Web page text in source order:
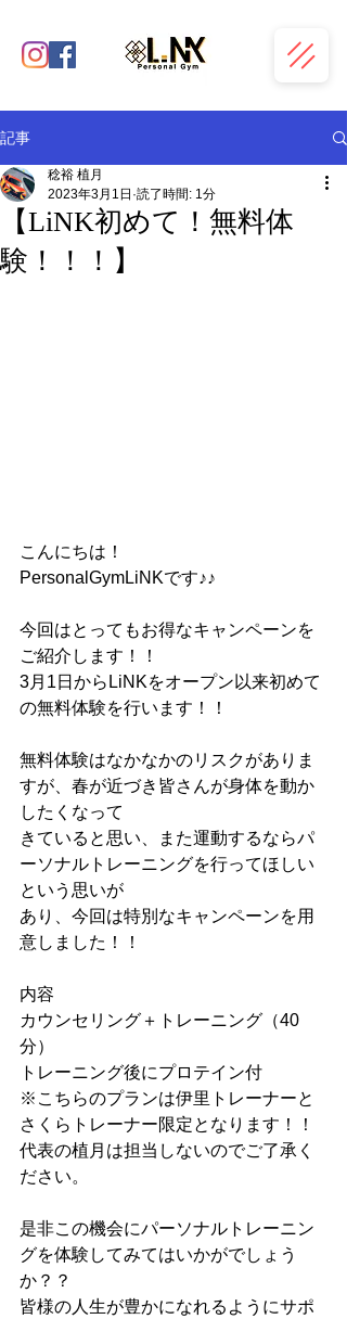
記事
【LiNK初めて！無料体
験！！！】
稔裕 植月
2023年3月1日 読了時間: 1分
こんにちは！
PersonalGymLiNKです♪♪
今回はとってもお得なキャンペーンを
ご紹介します！！
3月1日からLiNKをオープン以来初めて
の無料体験を行います！！
無料体験はなかなかのリスクがありま
すが、春が近づき皆さんが身体を動か
したくなって
きていると思い、また運動するならパ
ーソナルトレーニングを行ってほしい
という思いが
あり、今回は特別なキャンペーンを用
意しました！！
内容
カウンセリング＋トレーニング（40
分）
トレーニング後にプロテイン付
※こちらのプランは伊里トレーナーと
さくらトレーナー限定となります！！
代表の植月は担当しないのでご了承く
ださい。
是非この機会にパーソナルトレーニン
グを体験してみてはいかがでしょう
か？？
皆様の人生が豊かになれるようにサポ